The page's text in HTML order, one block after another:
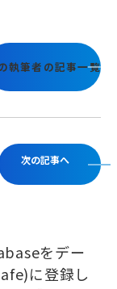
執筆者の記事一覧
次の記事へ
をデー
に登録し